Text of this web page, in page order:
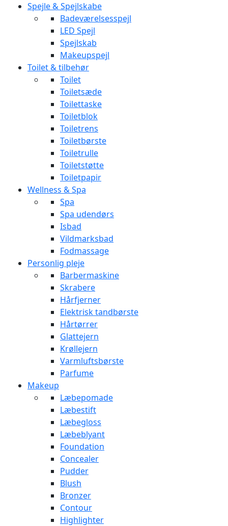
Spejle & Spejlskabe
Badeværelsesspejl
LED Spejl
Spejlskab
Makeupspejl
Toilet & tilbehør
Toilet
Toiletsæde
Toilettaske
Toiletblok
Toiletrens
Toiletbørste
Toiletrulle
Toiletstøtte
Toiletpapir
Wellness & Spa
Spa
Spa udendørs
Isbad
Vildmarksbad
Fodmassage
Personlig pleje
Barbermaskine
Skrabere
Hårfjerner
Elektrisk tandbørste
Hårtørrer
Glattejern
Krøllejern
Varmluftsbørste
Parfume
Makeup
Læbepomade
Læbestift
Læbegloss
Læbeblyant
Foundation
Concealer
Pudder
Blush
Bronzer
Contour
Highlighter